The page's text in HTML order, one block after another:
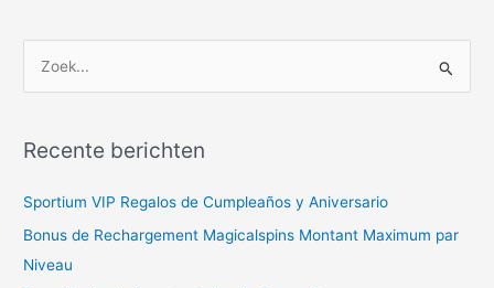
kRecente berichten
Sportium VIP Regalos de Cumpleaños y Aniversario
Bonus de Rechargement Magicalspins Montant Maximum par
Niveau